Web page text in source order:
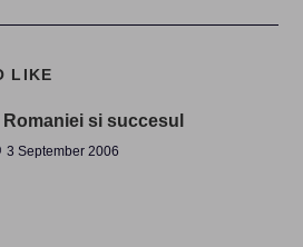
LIKE
si succesul
3 September 2006